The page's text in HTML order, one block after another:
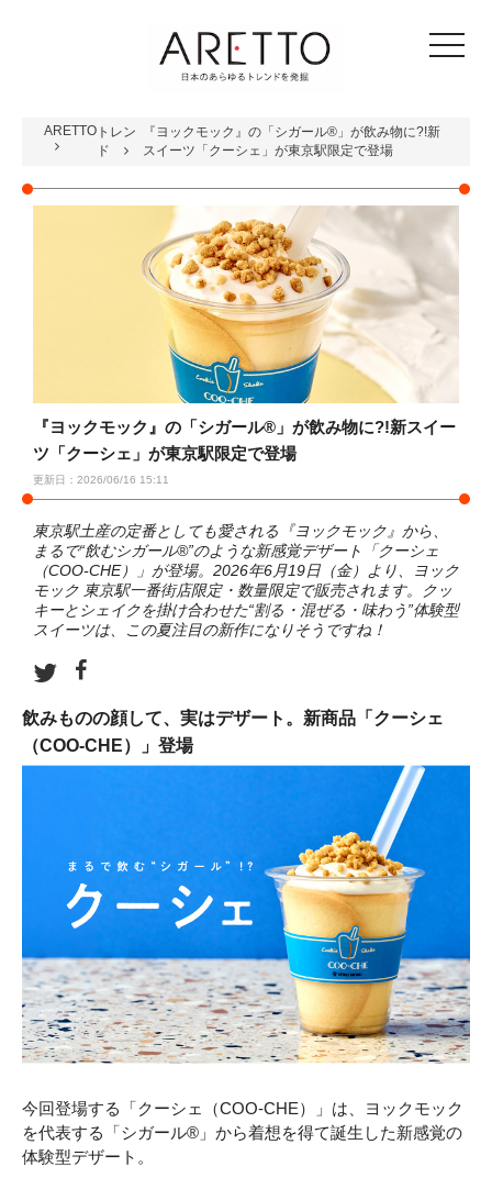
toggle
ARETTO トレン
ド
『ヨックモック』の「シガール®」が飲み物に?!新
スイーツ「クーシェ」が東京駅限定で登場
『ヨックモック』の「シガール®」が飲み物に?!新スイー
ツ「クーシェ」が東京駅限定で登場
更新日：2026/06/16 15:11
東京駅土産の定番としても愛される『ヨックモック』から、
まるで“飲むシガール®”のような新感覚デザート「クーシェ
（COO-CHE）」が登場。2026年6月19日（金）より、ヨック
モック 東京駅一番街店限定・数量限定で販売されます。クッ
キーとシェイクを掛け合わせた“割る・混ぜる・味わう”体験型
スイーツは、この夏注目の新作になりそうですね！
飲みものの顔して、実はデザート。新商品「クーシェ
（COO-CHE）」登場
今回登場する「クーシェ（COO-CHE）」は、ヨックモック
を代表する「シガール®」から着想を得て誕生した新感覚の
体験型デザート。